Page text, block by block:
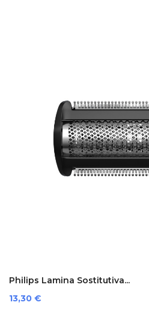
Philips Lamina Sostitutiva...
Prezzo
13,30 €